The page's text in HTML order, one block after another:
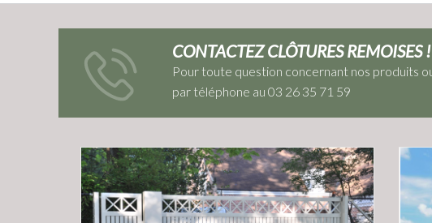
CONTACTEZ CLÔTURES REMOISES !
Pour toute question concernant nos produits
par téléphone au 03 26 35 71 59